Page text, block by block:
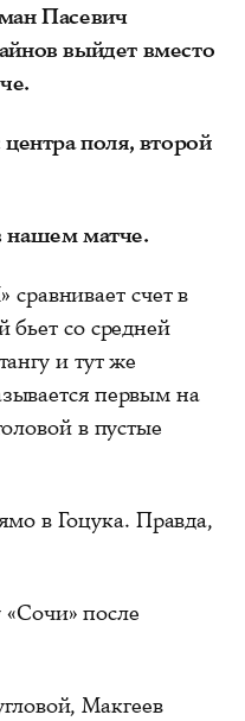
Пасевич
выйдет вместо
поля, второй
нашем матче.
счет в
со средней
и тут же
первым на
в пустые
в Гоцука. Правда,
после
Макгеев